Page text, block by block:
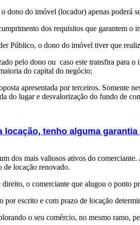
dono do imóvel (locador) apenas poderá
dos requisitos que garantem o
Público, o dono do imóvel tiver que
pelo dono ou caso este transfira para o
do capital do negócio;
apresentada por terceiros. Somente
do lugar e desvalorização do fundo de
locação, tenho alguma
dos mais valiosos ativos do
de locação renovado.
direito, o comerciante que alugou o ponto
por escrito e com prazo de locação
o seu comércio, no mesmo ramo,